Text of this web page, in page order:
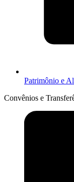
Patrimônio e
Convênios e